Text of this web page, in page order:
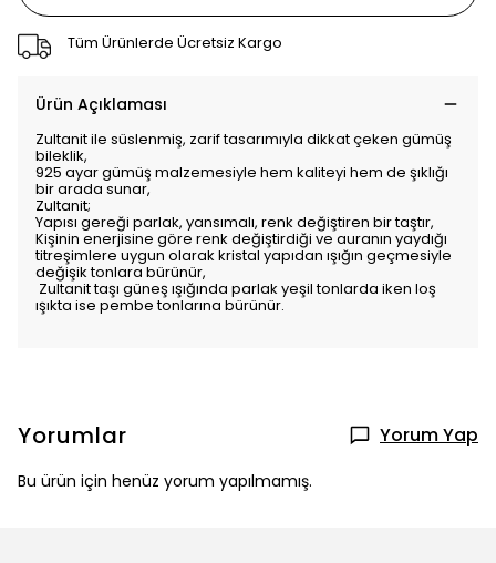
Tüm Ürünlerde Ücretsiz Kargo
Ürün Açıklaması
Zultanit ile süslenmiş, zarif tasarımıyla dikkat çeken gümüş
bileklik,
925 ayar gümüş malzemesiyle hem kaliteyi hem de şıklığı
bir arada sunar,
Zultanit;
Yapısı gereği parlak, yansımalı, renk değiştiren bir taştır,
Kişinin enerjisine göre renk değiştirdiği ve auranın yaydığı
titreşimlere uygun olarak kristal yapıdan ışığın geçmesiyle
değişik tonlara bürünür,
Zultanit taşı güneş ışığında parlak yeşil tonlarda iken loş
ışıkta ise pembe tonlarına bürünür.
Yorumlar Yorum Yap
Bu ürün için henüz yorum yapılmamış.